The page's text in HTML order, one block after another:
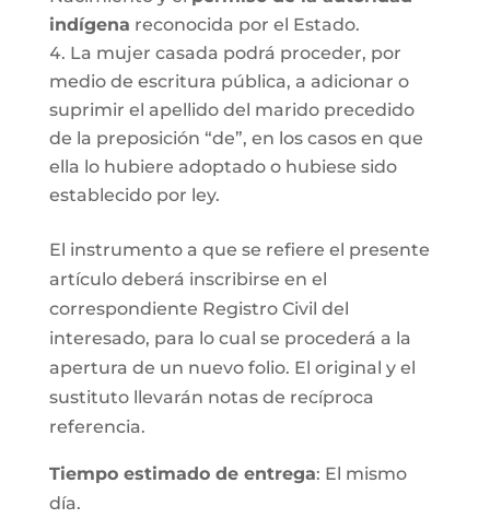
indígena reconocida por el Estado.
La mujer casada podrá proceder, por
medio de escritura pública, a adicionar o
suprimir el apellido del marido precedido
de la preposición “de”, en los casos en que
ella lo hubiere adoptado o hubiese sido
establecido por ley.
El instrumento a que se refiere el presente
artículo deberá inscribirse en el
correspondiente Registro Civil del
interesado, para lo cual se procederá a la
apertura de un nuevo folio. El original y el
sustituto llevarán notas de recíproca
referencia.
Tiempo estimado de entrega: El mismo
día.